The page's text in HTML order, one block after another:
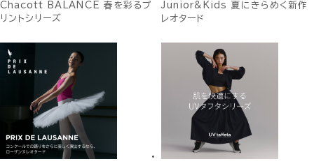
Chacott BALANCE 春を彩るプ
リントシリーズ
Junior&Kids 夏にきらめく新作
レオタード